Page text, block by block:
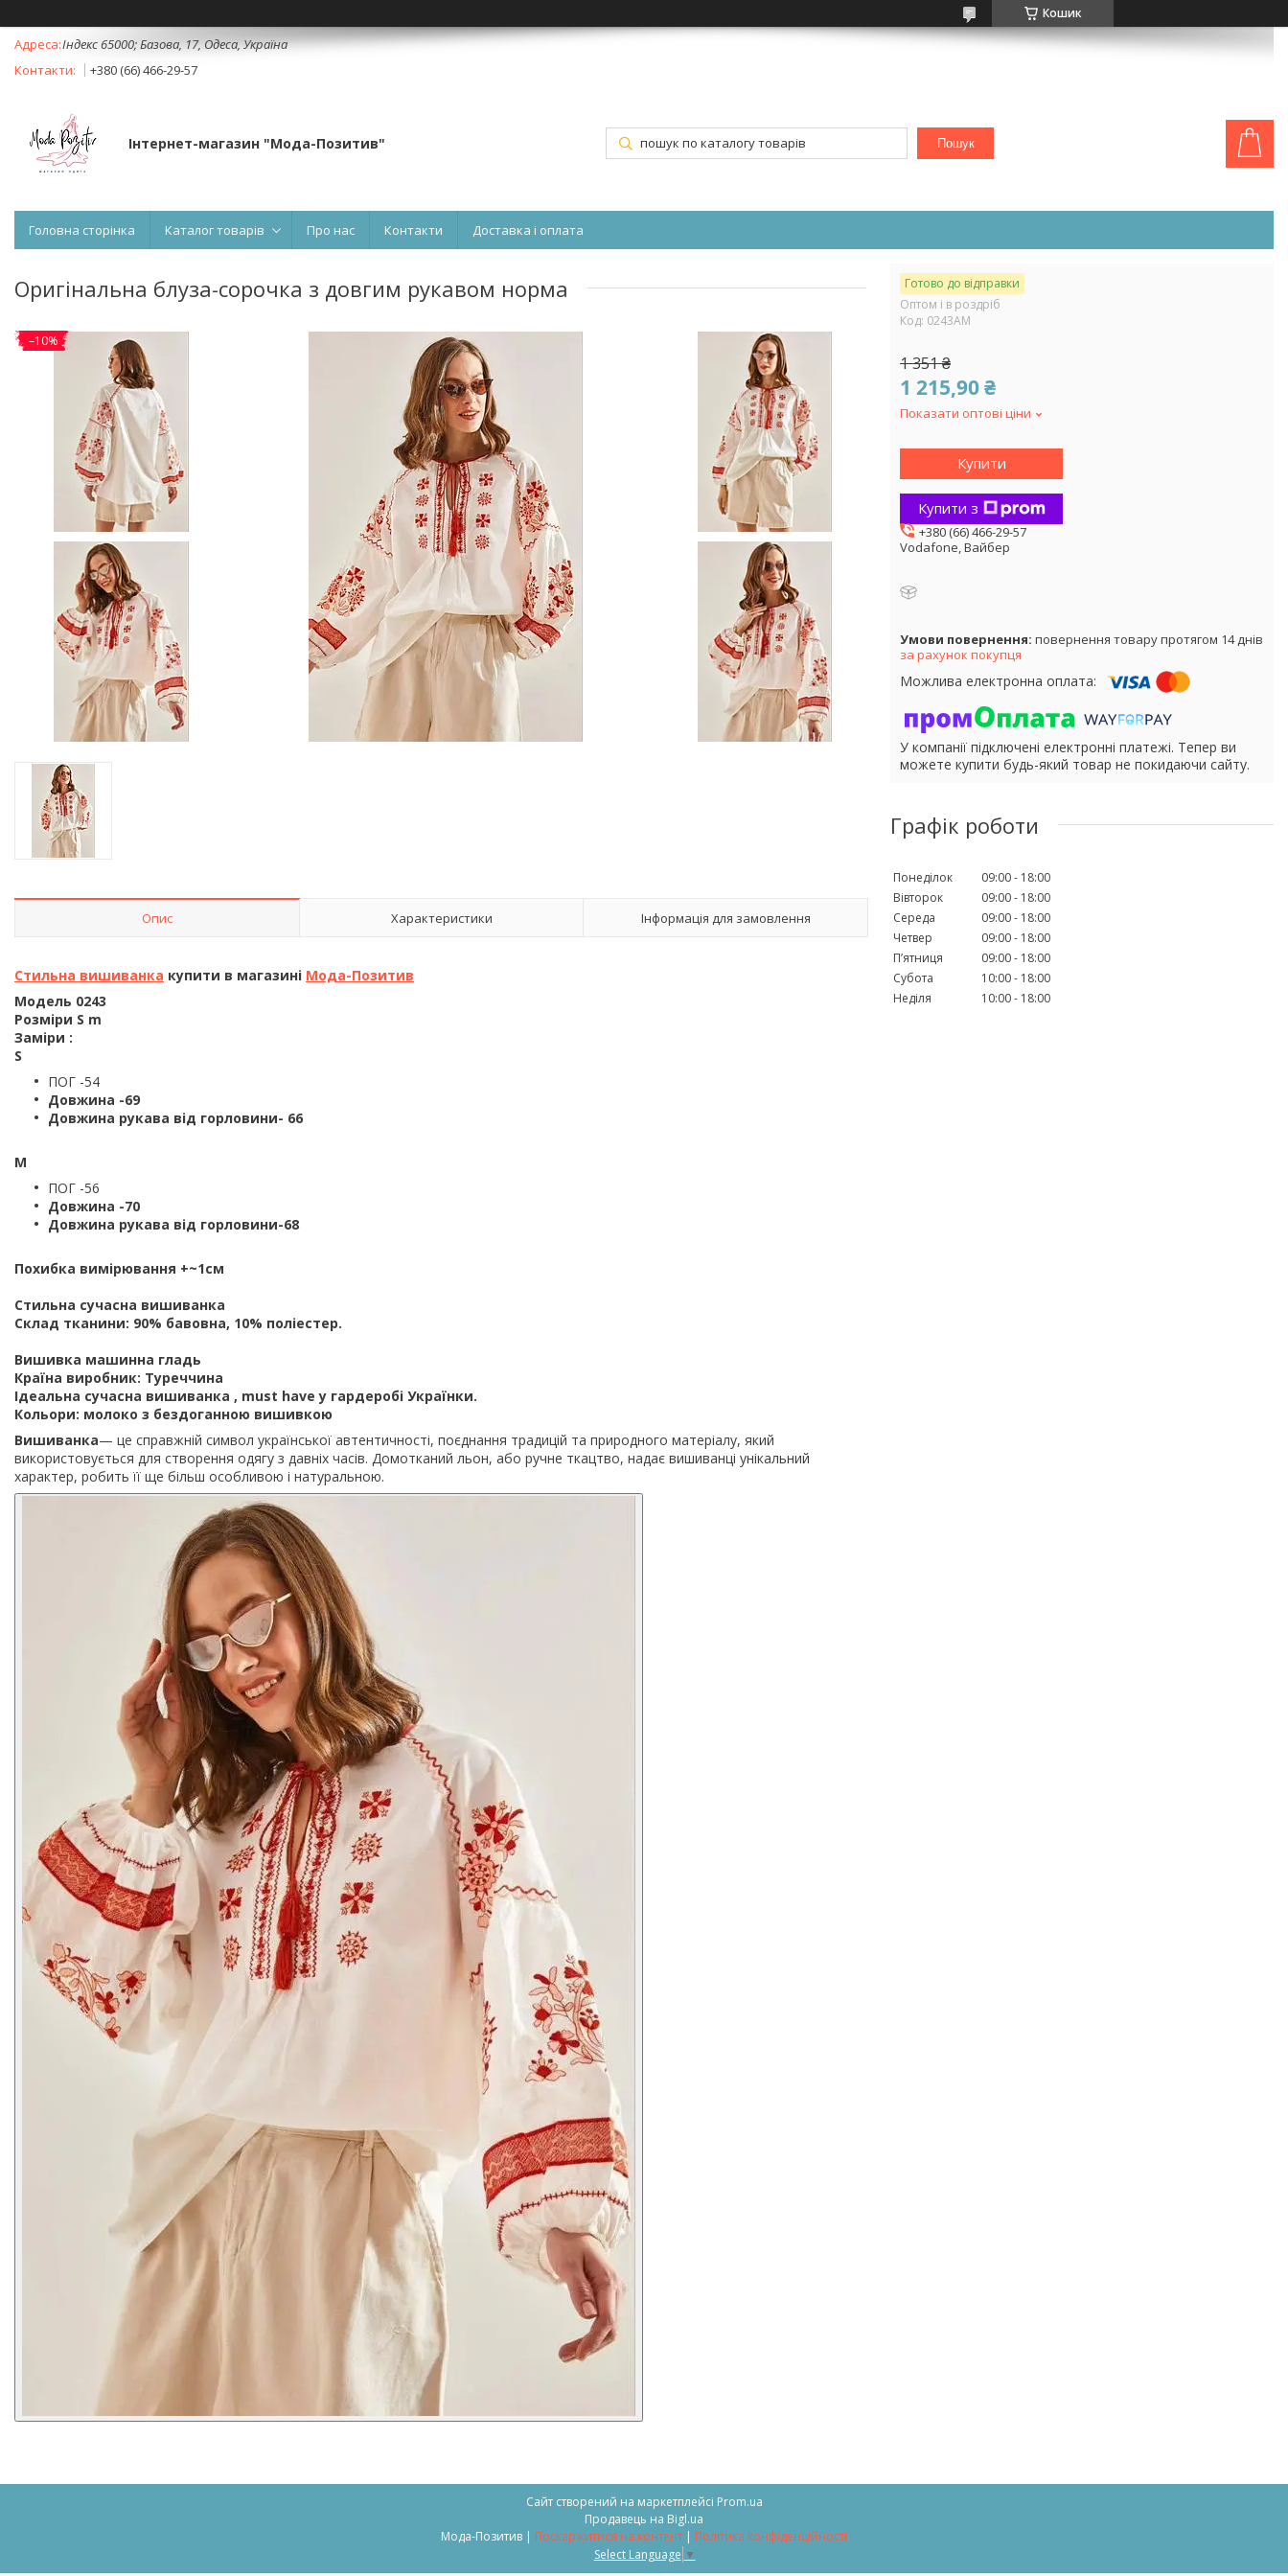
Кошик
Індекс 65000; Базова, 17, Одеса, Україна
+380 (66) 466-29-57
Інтернет-магазин "Мода-Позитив" Пошук
Головна сторінка Каталог товарів Про нас Контакти Доставка і оплата
Оригінальна блуза-сорочка з довгим рукавом норма
–10%
Опис Характеристики Інформація для замовлення
Стильна вишиванка купити в магазині Мода-Позитив
Модель 0243
Розміри S m
Заміри :
S
ПОГ -54
Довжина -69
Довжина рукава від горловини- 66
М
ПОГ -56
Довжина -70
Довжина рукава від горловини-68
Похибка вимірювання +~1см
Стильна сучасна вишиванка
Склад тканини: 90% бавовна, 10% поліестер.
Вишивка машинна гладь
Країна виробник: Туреччина
Ідеальна сучасна вишиванка , must have у гардеробі Українки.
Кольори: молоко з бездоганною вишивкою
Вишиванка— це справжній символ української автентичності, поєднання традицій та природного матеріалу, який
використовується для створення одягу з давніх часів. Домотканий льон, або ручне ткацтво, надає вишиванці унікальний
характер, робить її ще більш особливою і натуральною.
Готово до відправки
Оптом і в роздріб
Код: 0243АМ
1 351 ₴
1 215,90 ₴
Показати оптові ціни
Купити
Купити з
+380 (66) 466-29-57
Vodafone, Вайбер
повернення товару протягом 14 днів
за рахунок покупця
У компанії підключені електронні платежі. Тепер ви
можете купити будь-який товар не покидаючи сайту.
Графік роботи
Понеділок 09:00
18:00
Вівторок
09:00
18:00
Середа
09:00
18:00
Четвер
09:00
18:00
Пʼятниця
09:00
18:00
Субота
10:00
18:00
Неділя
10:00 18:00
Сайт створений на маркетплейсі Prom.ua
Продавець на Bigl.ua
Мода-Позитив | Поскаржитися на контент | Політика конфіденційності
Select Language ▼